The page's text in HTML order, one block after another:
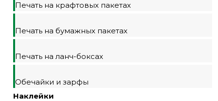
Печать на крафтовых пакетах
Печать на бумажных пакетах
Печать на ланч-боксах
Обечайки и зарфы
Наклейки